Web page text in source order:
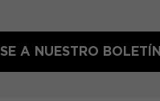
A NUESTRO BOLETÍN